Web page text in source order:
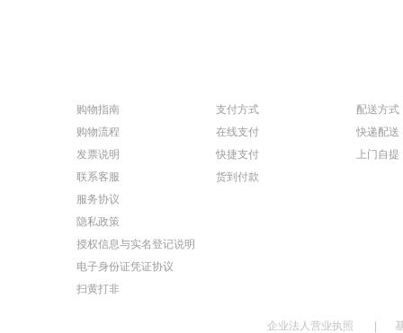
购物指南
购物流程
发票说明
联系客服
服务协议
隐私政策
授权信息与实名登记说明
电子身份证凭证协议
扫黄打非
支付方式
在线支付
快捷支付
货到付款
配送方式
快递配送
上门自提
企业法人营业执照